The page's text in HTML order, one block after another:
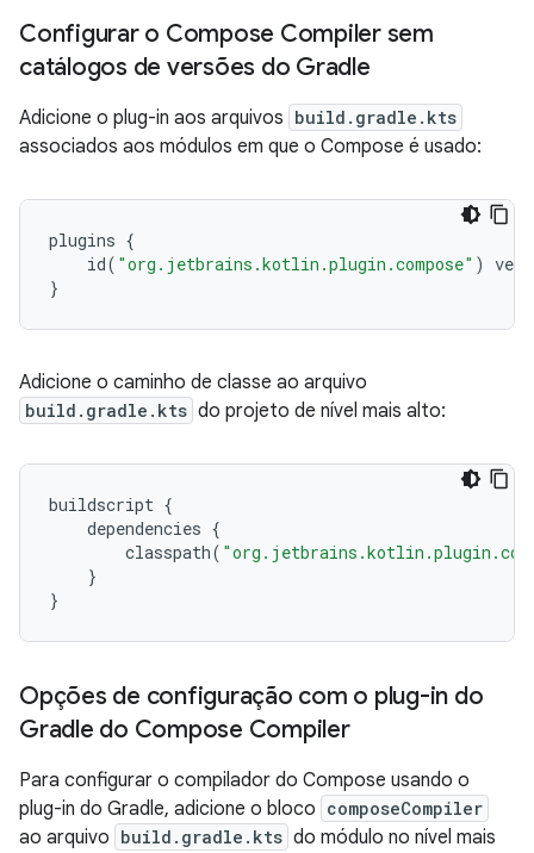
Configurar o Compose Compiler sem
catálogos de versões do Gradle
Adicione o plug-in aos arquivos build.gradle.kts
associados aos módulos em que o Compose é usado:
plugins {
id( "org.jetbrains.kotlin.plugin.compose" )
}
Adicione o caminho de classe ao arquivo
build.gradle.kts do projeto de nível mais alto:
buildscript {
dependencies {
classpath(
}
}
Opções de configuração com o plug-in do
Gradle do Compose Compiler
Para configurar o compilador do Compose usando o
plug-in do Gradle, adicione o bloco composeCompiler
ao arquivo build.gradle.kts do módulo no nível mais